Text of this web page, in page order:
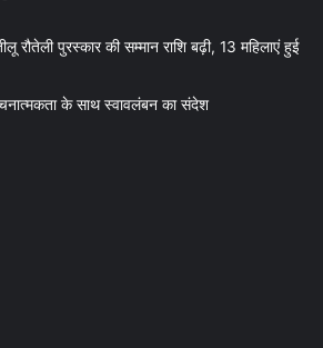
रौतेली पुरस्कार की सम्मान राशि बढ़ी, 13 महिलाएं हुई
के साथ स्वावलंबन का संदेश